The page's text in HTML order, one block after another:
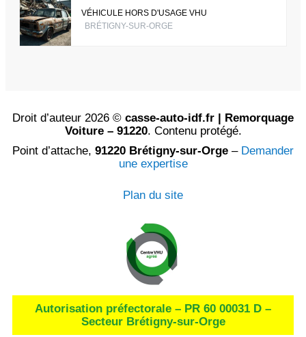
VÉHICULE HORS D'USAGE VHU
BRÉTIGNY-SUR-ORGE
Droit d’auteur 2026 © casse-auto-idf.fr | Remorquage
Voiture – 91220. Contenu protégé.
Point d’attache, 91220 Brétigny-sur-Orge – Demander
une expertise
Plan du site
Autorisation préfectorale – PR 60 00031 D –
Secteur Brétigny-sur-Orge